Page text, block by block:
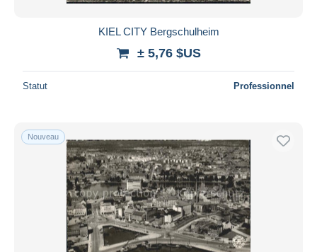
KIEL CITY Bergschulheim
± 5,76 $US
Statut Professionnel
Nouveau